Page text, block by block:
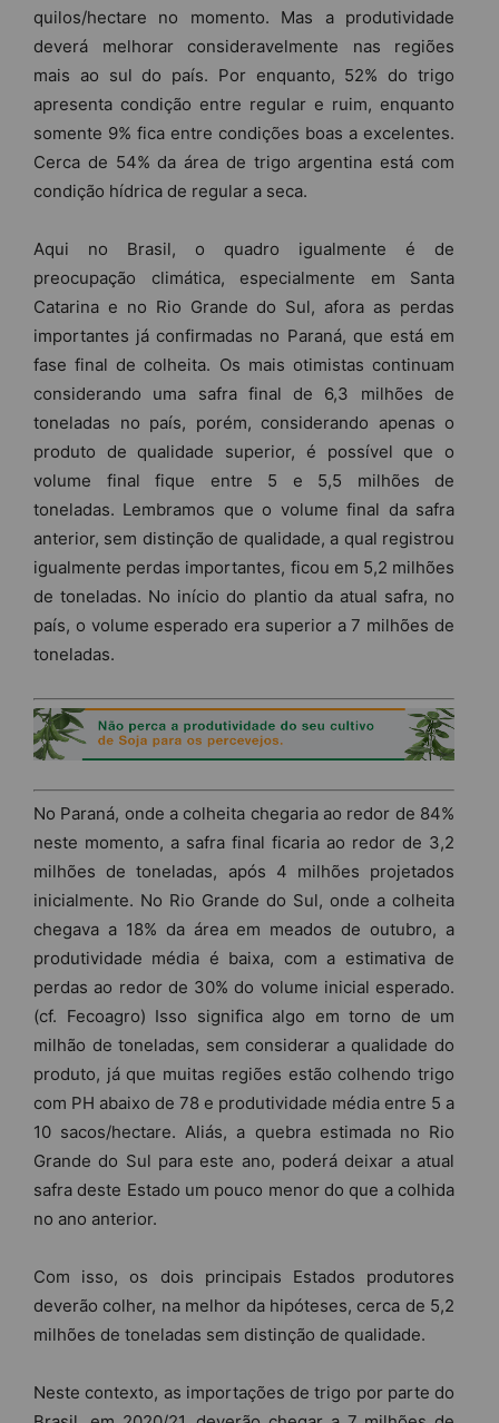
quilos/hectare no momento. Mas a produtividade
deverá melhorar consideravelmente nas regiões
mais ao sul do país. Por enquanto, 52% do trigo
apresenta condição entre regular e ruim, enquanto
somente 9% fica entre condições boas a excelentes.
Cerca de 54% da área de trigo argentina está com
condição hídrica de regular a seca.
Aqui no Brasil, o quadro igualmente é de
preocupação climática, especialmente em Santa
Catarina e no Rio Grande do Sul, afora as perdas
importantes já confirmadas no Paraná, que está em
fase final de colheita. Os mais otimistas continuam
considerando uma safra final de 6,3 milhões de
toneladas no país, porém, considerando apenas o
produto de qualidade superior, é possível que o
volume final fique entre 5 e 5,5 milhões de
toneladas. Lembramos que o volume final da safra
anterior, sem distinção de qualidade, a qual registrou
igualmente perdas importantes, ficou em 5,2 milhões
de toneladas. No início do plantio da atual safra, no
país, o volume esperado era superior a 7 milhões de
toneladas.
No Paraná, onde a colheita chegaria ao redor de 84%
neste momento, a safra final ficaria ao redor de 3,2
milhões de toneladas, após 4 milhões projetados
inicialmente. No Rio Grande do Sul, onde a colheita
chegava a 18% da área em meados de outubro, a
produtividade média é baixa, com a estimativa de
perdas ao redor de 30% do volume inicial esperado.
(cf. Fecoagro) Isso significa algo em torno de um
milhão de toneladas, sem considerar a qualidade do
produto, já que muitas regiões estão colhendo trigo
com PH abaixo de 78 e produtividade média entre 5 a
10 sacos/hectare. Aliás, a quebra estimada no Rio
Grande do Sul para este ano, poderá deixar a atual
safra deste Estado um pouco menor do que a colhida
no ano anterior.
Com isso, os dois principais Estados produtores
deverão colher, na melhor da hipóteses, cerca de 5,2
milhões de toneladas sem distinção de qualidade.
Neste contexto, as importações de trigo por parte do